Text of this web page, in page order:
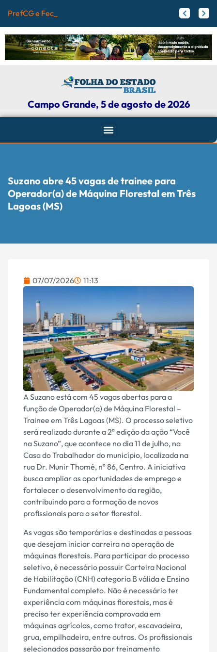
PrefCG e Fecomércio alinham
Campo Grande, 5 de agosto de 2026
Suzano abre 45 vagas de trainee para
Operador(a) de Máquina Florestal em Três
Lagoas (MS)
07/07/2026 11:13
A Suzano está com 45 vagas abertas para a
função de Operador(a) de Máquina Florestal –
Trainee em Três Lagoas (MS). O processo seletivo
será realizado durante a 2ª edição da ação “Você
na Suzano”, que acontece no dia 11 de julho, na
Casa do Trabalhador do município, localizada na
rua Dr. Munir Thomé, nº 86, Centro. A iniciativa
busca ampliar as oportunidades de emprego e
fortalecer o desenvolvimento da região,
contribuindo para a formação de novos
profissionais para o setor florestal.
As vagas são temporárias e destinadas a pessoas
que desejam iniciar carreira na operação de
máquinas florestais. Para participar do processo
seletivo, é necessário possuir Carteira Nacional
de Habilitação (CNH) categoria B válida e Ensino
Fundamental completo. Não é necessário ter
experiência com máquinas florestais, mas é
preciso ter experiência comprovada em
máquinas agrícolas, como trator, escavadeira,
grua, empilhadeira, entre outras. Os profissionais
selecionados passarão por treinamento